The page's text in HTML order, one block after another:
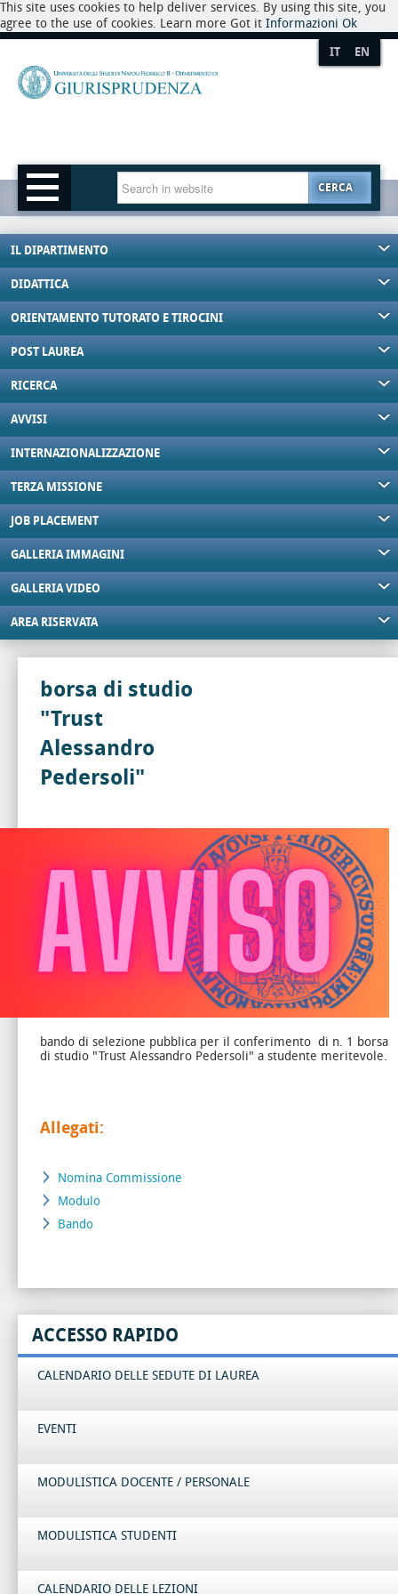
This site uses cookies to help deliver services. By using this site, you
agree to the use of cookies. Learn more Got it Informazioni Ok
IT EN
CERCA
IL DIPARTIMENTO
DIDATTICA
ORIENTAMENTO TUTORATO E TIROCINI
POST LAUREA
RICERCA
AVVISI
INTERNAZIONALIZZAZIONE
TERZA MISSIONE
JOB PLACEMENT
GALLERIA IMMAGINI
GALLERIA VIDEO
AREA RISERVATA
borsa di studio
"Trust
Alessandro
Pedersoli"
bando di selezione pubblica per il conferimento di n. 1 borsa
di studio "Trust Alessandro Pedersoli" a studente meritevole.
Allegati:
Nomina Commissione
Modulo
Bando
ACCESSO RAPIDO
CALENDARIO DELLE SEDUTE DI LAUREA
EVENTI
MODULISTICA DOCENTE / PERSONALE
MODULISTICA STUDENTI
CALENDARIO DELLE LEZIONI